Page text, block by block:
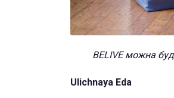
BELIVE можна
Ulichnaya Eda